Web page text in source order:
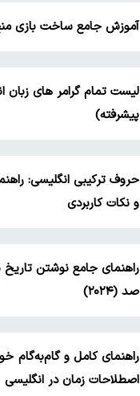
آموزش جامع ساخت بازی
لیست تمام گرامر های زبان
پیشرفته)
حروف ترکیبی انگلیسی:
و نکات کاربردی
راهنمای جامع نوشتن تاریخ
صد (۲۰۲۴)
راهنمای کامل و گام‌به‌گام
اصطلاحات زمان در انگلیسی